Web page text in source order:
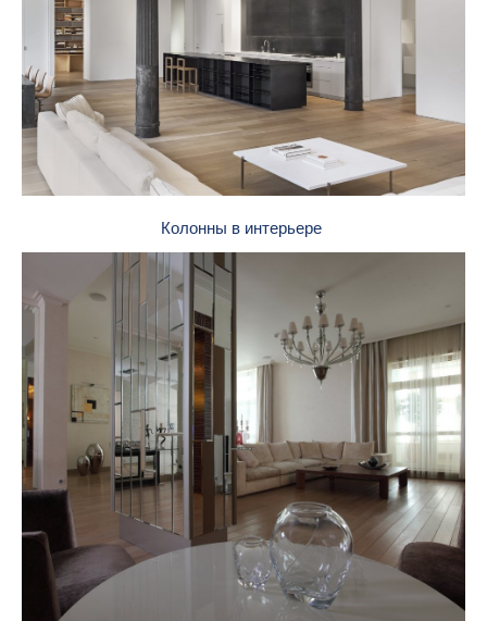
Колонны в интерьере